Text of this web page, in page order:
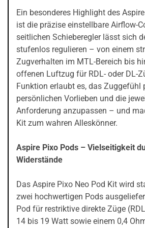
Ein besonderes Highlight des
ist die präzise einstellbare Airflow-
seitlichen Schieberegler lässt sich
stufenlos regulieren – von einem
Zugverhalten im MTL-Bereich bis
offenen Luftzug für RDL- oder DL-
Funktion erlaubt es, das Zuggefühl
persönlichen Vorlieben und die
Anforderung anzupassen – und
Kit zum wahren Alleskönner.
Aspire Pixo Pods – Vielseitigkeit
Widerstände
Das Aspire Pixo Neo Pod Kit wird
zwei hochwertigen Pods
Pod für restriktive direkte Züge
14 bis 19 Watt sowie einem 0,4